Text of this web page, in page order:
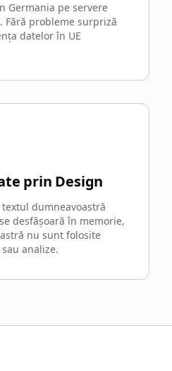
Germania pe servere
Fără probleme surpriză
datelor în UE
prin Design
dumneavoastră
desfășoară în memorie,
nu sunt folosite
analize.